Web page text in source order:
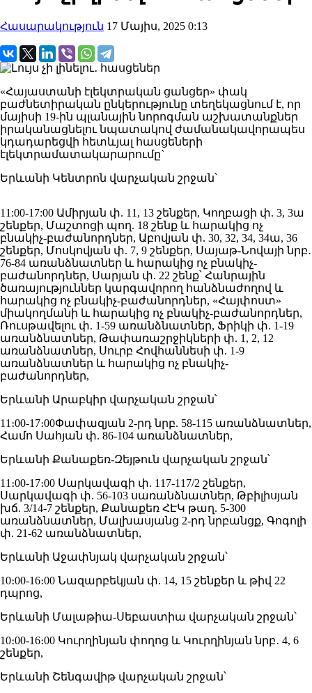
Հասարակություն 17 Մայիս, 2025 0:13
«Հայաստանի էլեկտրական ցանցեր» փակ
բաժնետիրական ընկերությունը տեղեկացնում է, որ
մայիսի 19-ին պլանային նորոգման աշխատանքներ
իրականացնելու նպատակով ժամանակավորապես
կդադարեցվի հետևյալ հասցեների
էլեկտրամատակարարումը`
Երևանի Կենտրոն վարչական շրջան՝
11:00-17:00 Ամիրյան փ. 11, 13 շենքեր, Կողբացի փ. 3, 3ա
շենքեր, Մաշտոցի պող. 18 շենք և հարակից ոչ
բնակիչ-բաժանորդներ, Աբովյան փ. 30, 32, 34, 34ա, 36
շենքեր, Մոսկովյան փ. 7, 9 շենքեր, Սայաթ-Նովայի նրբ․
76-84 առանձնատներ և հարակից ոչ բնակիչ-
բաժանորդներ, Սարյան փ. 22 շենք՝ Հանրային
ծառայություններ կարգավորող հանձնաժողով և
հարակից ոչ բնակիչ-բաժանորդներ, «Հայփոստ»
միակողմանի և հարակից ոչ բնակիչ-բաժանորդներ,
Ռուսթավելու փ. 1-59 առանձնատներ, Ֆրիկի փ. 1-19
առանձնատներ, Թափառաշրջիկների փ. 1, 2, 12
առանձնատներ, Սուրբ Հովհաննեսի փ. 1-9
առանձնատներ և հարակից ոչ բնակիչ-
բաժանորդներ,
Երևանի Արաբկիր վարչական շրջան՝
11։00-17։00Փափազյան 2-րդ նրբ. 58-115 առանձնատներ,
Համո Սահյան փ. 86-104 առանձնատներ,
Երևանի Քանաքեռ-Զեյթուն վարչական շրջան՝
11։00-17։00 Սարկավագի փ. 117-117/2 շենքեր,
Սարկավագի փ. 56-103 սառանձնատներ, Թբիլիսյան
խճ. 3/14-7 շենքեր, Քանաքեռ ՀԷԿ թաղ. 5-300
առանձնատներ, Մալխասյանց 2-րդ նրբանցք, Գոգոլի
փ. 21-62 առանձնատներ,
Երևանի Աջափնյակ վարչական շրջան՝
10։00-16։00 Նազարբեկյան փ. 14, 15 շենքեր և թիվ 22
դպրոց,
Երևանի Մալաթիա-Սեբաստիա վարչական շրջան՝
10։00-16։00 Կուրղինյան փողոց և Կուրղինյան նրբ․ 4, 6
շենքեր,
Երևանի Շենգավիթ վարչական շրջան՝